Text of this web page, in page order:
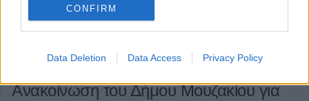
CONFIRM
Data Deletion Data Access Privacy Policy
Ανακοίνωση του Δήμου Μουζακίου για